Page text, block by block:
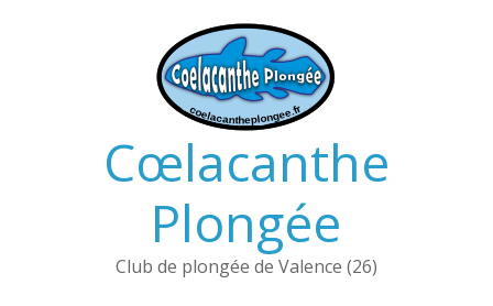
Cœlacanthe
Plongée
Club de plongée de Valence (26)